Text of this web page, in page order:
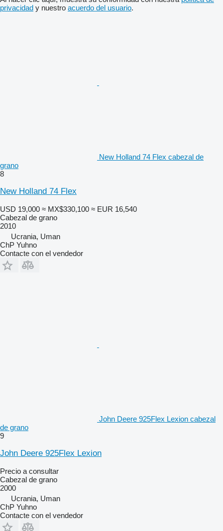
privacidad y nuestro acuerdo del usuario.
New Holland 74 Flex cabezal de
grano
8
New Holland 74 Flex
USD 19,000 ≈ MX$330,100 ≈ EUR 16,540
Cabezal de grano
2010
Ucrania, Uman
ChP Yuhno
Contacte con el vendedor
John Deere 925Flex Lexion cabezal
de grano
9
John Deere 925Flex Lexion
Precio a consultar
Cabezal de grano
2000
Ucrania, Uman
ChP Yuhno
Contacte con el vendedor